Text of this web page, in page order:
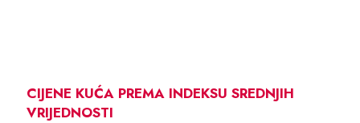
CIJENE KUĆA PREMA INDEKSU SREDNJIH
VRIJEDNOSTI